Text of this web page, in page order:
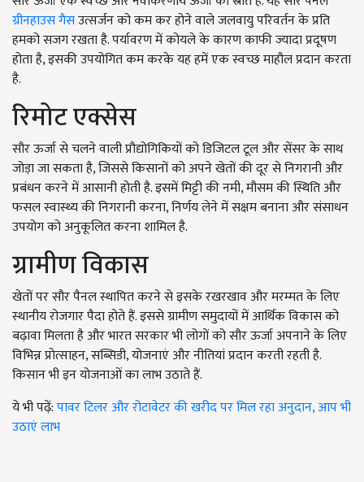
ग्रीनहाउस गैसउत्सर्जन को कम कर होने वाले जलवायु परिवर्तन के प्रति
हमको सजग रखता है. पर्यावरण में कोयले के कारण काफी ज्यादा प्रदूषण
होता है,इसकी उपयोगित कम करके यह हमें एक स्वच्छ माहौल प्रदान करता
है.
रिमोट एक्सेस
सौर ऊर्जा से चलने वाली प्रौद्योगिकियों को डिजिटल टूल और सेंसर के साथ
जोड़ा जा सकता है,जिससे किसानों को अपने खेतों की दूर से निगरानी और
प्रबंधन करने में आसानी होती है. इसमें मिट्टी की नमी,मौसम की स्थिति और
फसल स्वास्थ्य की निगरानी करना,निर्णय लेने में सक्षम बनाना और संसाधन
उपयोग को अनुकूलित करना शामिल है.
ग्रामीण विकास
खेतों पर सौर पैनल स्थापित करने से इसके रखरखाव और मरम्मत के लिए
स्थानीय रोजगार पैदा होते हैं. इससे ग्रामीण समुदायों में आर्थिक विकास को
बढ़ावा मिलता है और भारत सरकार भी लोगों को सौर ऊर्जा अपनाने के लिए
विभिन्न प्रोत्साहन,सब्सिडी,योजनाएं और नीतियां प्रदान करती रहती है.
किसान भी इन योजनाओं का लाभ उठाते हैं.
ये भी पढ़ें:पावर टिलर और रोटावेटर की खरीद पर मिल रहा अनुदान, आप भी
उठाएं लाभ